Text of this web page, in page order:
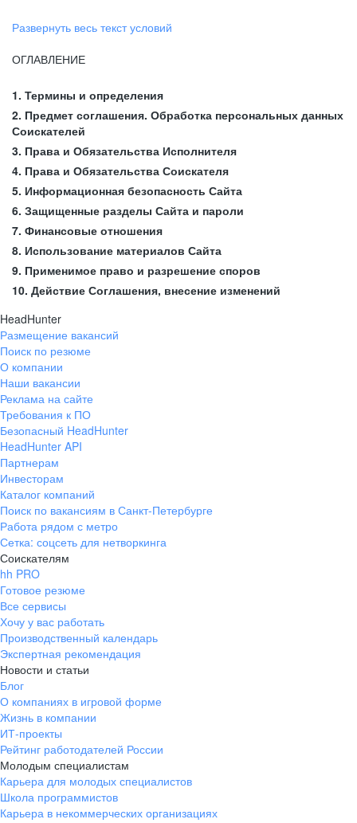
Развернуть весь текст условий
ОГЛАВЛЕНИЕ
1. Термины и определения
2. Предмет соглашения. Обработка персональных данных
Соискателей
3. Права и Обязательства Исполнителя
4. Права и Обязательства Соискателя
5. Информационная безопасность Сайта
6. Защищенные разделы Сайта и пароли
7. Финансовые отношения
8. Использование материалов Сайта
9. Применимое право и разрешение споров
10. Действие Соглашения, внесение изменений
HeadHunter
Размещение вакансий
Поиск по резюме
О компании
Наши вакансии
Реклама на сайте
Требования к ПО
Безопасный HeadHunter
HeadHunter API
Партнерам
Инвесторам
Каталог компаний
Поиск по вакансиям в Санкт-Петербурге
Работа рядом с метро
Сетка: соцсеть для нетворкинга
Соискателям
hh PRO
Готовое резюме
Все сервисы
Хочу у вас работать
Производственный календарь
Экспертная рекомендация
Новости и статьи
Блог
О компаниях в игровой форме
Жизнь в компании
ИТ-проекты
Рейтинг работодателей России
Молодым специалистам
Карьера для молодых специалистов
Школа программистов
Карьера в некоммерческих организациях